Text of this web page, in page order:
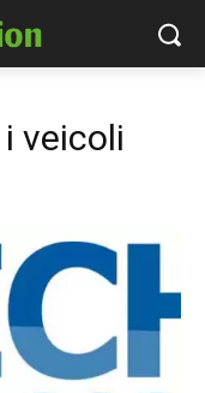
veicoli